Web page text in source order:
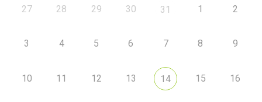
27 28 29 30 31 1 2
3 4 5 6 7 8 9
10 11 12 13 14 15 16